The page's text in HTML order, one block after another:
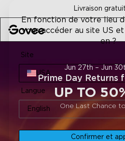
Livraison
Jun 27th – Jun
Prime Day Returns
UP TO
One Last Chance
En fonction de votre lieu
vous accéder au site US
en ?
Site
USA
Langue
English
Confirmer et